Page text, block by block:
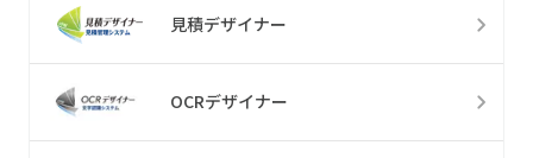
見積デザイナー
OCRデザイナー